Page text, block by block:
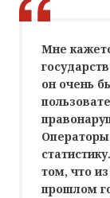
Мне
он очень
том, что
прошлом